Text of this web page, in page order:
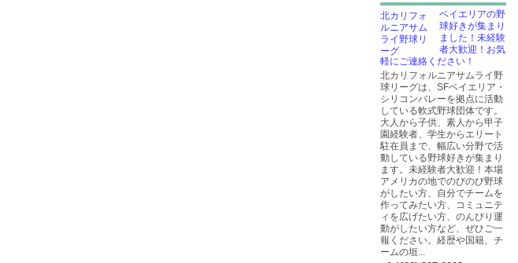
ベイエリアの野
球好きが集まり
ました！未経験
者大歓迎！お気
軽にご連絡ください！
北カリフォルニアサムライ野
球リーグは、SFベイエリア・
シリコンバレーを拠点に活動
している軟式野球団体です。
大人から子供、素人から甲子
園経験者、学生からエリート
駐在員まで、幅広い分野で活
動している野球好きが集まり
ます。未経験者大歓迎！本場
アメリカの地でのびのび野球
がしたい方、自分でチームを
作ってみたい方、コミュニテ
ィを広げたい方、のんびり運
動がしたい方など、ぜひご一
報ください。経歴や国籍、チ
ームの垣...